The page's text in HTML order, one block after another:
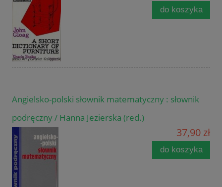
do koszyka
Angielsko-polski słownik matematyczny : słownik
podręczny / Hanna Jezierska (red.)
37,90 zł
do koszyka